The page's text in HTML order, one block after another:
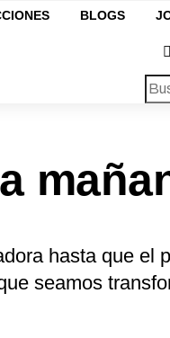
BLOGS
hasta que el
seamos